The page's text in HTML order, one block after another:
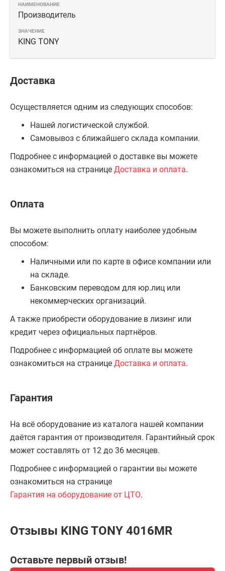
Производитель
KING TONY
Доставка
Осуществляется одним из следующих способов:
Нашей логистической службой.
Самовывоз с ближайшего склада компании.
Подробнее с информацией о доставке вы можете
ознакомиться на странице Доставка и оплата.
Оплата
Вы можете выполнить оплату наиболее удобным
способом:
Наличными или по карте в офисе компании или
на складе.
Банковским переводом для юр.лиц или
некоммерческих организаций.
А также приобрести оборудование в лизинг или
кредит через официальных партнёров.
Подробнее с информацией об оплате вы можете
ознакомиться на странице Доставка и оплата.
Гарантия
На всё оборудование из каталога нашей компании
даётся гарантия от производителя. Гарантийный срок
может составлять от 12 до 36 месяцев.
Подробнее с информацией о гарантии вы можете
ознакомиться на странице
Гарантия на оборудование от ЦТО.
Отзывы KING TONY 4016MR
Оставьте первый отзыв!